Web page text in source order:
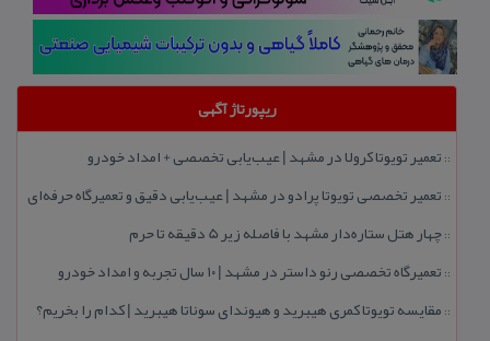
ریپورتاژ آگهی
:: تعمیر تویوتا كرولا در مشهد | عیب‌یابی تخصصی + امداد خودرو
:: تعمیر تخصصی تویوتا پرادو در مشهد | عیب‌یابی دقیق و تعمیرگاه حرفه‌ای
::چهار هتل‌ ستاره‌دار مشهد با فاصله زیر 5 دقیقه تا حرم
:: تعمیرگاه تخصصی رنو داستر در مشهد | ۱۰ سال تجربه و امداد خودرو
:: مقایسه تویوتا كمری هیبرید و هیوندای سوناتا هیبرید | كدام را بخریم؟